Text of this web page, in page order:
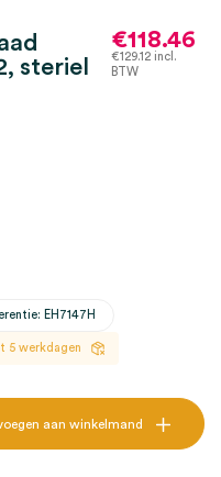
steriel
€118.46
€129.12 incl.
BTW
EH7147H
5 werkdagen
aan winkelmand